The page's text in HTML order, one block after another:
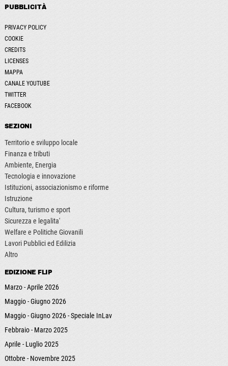
PUBBLICITÀ
PRIVACY POLICY
COOKIE
CREDITS
LICENSES
MAPPA
CANALE YOUTUBE
TWITTER
FACEBOOK
SEZIONI
Territorio e sviluppo locale
Finanza e tributi
Ambiente, Energia
Tecnologia e innovazione
Istituzioni, associazionismo e riforme
Istruzione
Cultura, turismo e sport
Sicurezza e legalita'
Welfare e Politiche Giovanili
Lavori Pubblici ed Edilizia
Altro
EDIZIONE FLIP
Marzo - Aprile 2026
Maggio - Giugno 2026
Maggio - Giugno 2026 - Speciale InLav
Febbraio - Marzo 2025
Aprile - Luglio 2025
Ottobre - Novembre 2025